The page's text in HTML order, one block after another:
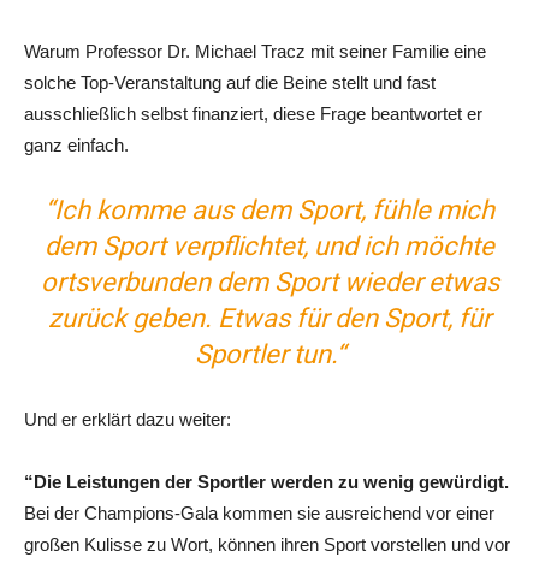
Warum Professor Dr. Michael Tracz mit seiner Familie eine
solche Top-Veranstaltung auf die Beine stellt und fast
ausschließlich selbst finanziert, diese Frage beantwortet er
ganz einfach.
“Ich komme aus dem Sport, fühle mich
dem Sport verpflichtet, und ich möchte
ortsverbunden dem Sport wieder etwas
zurück geben. Etwas für den Sport, für
Sportler tun.“
Und er erklärt dazu weiter:
“Die Leistungen der Sportler werden zu wenig gewürdigt.
Bei der Champions-Gala kommen sie ausreichend vor einer
großen Kulisse zu Wort, können ihren Sport vorstellen und vor